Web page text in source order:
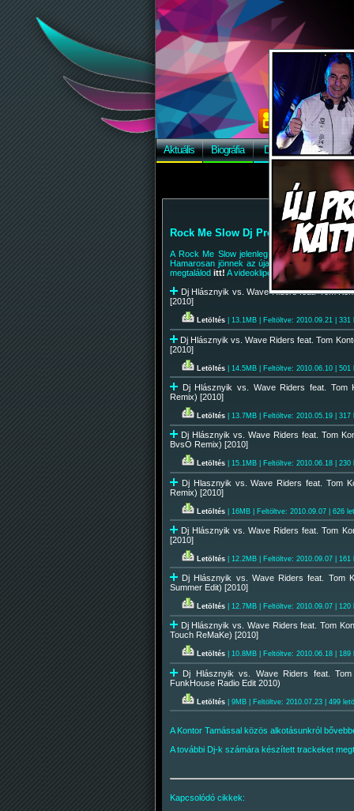
Aktuális Biográfia Discográfia Képek
Rock Me Slow Dj Promóció
A Rock Me Slow jelenleg is MAHASZ Dance
Hamarosan jönnek az újabbak! További DJ-
megtalálod itt! A videoklipekért klikkide!
Dj Hlásznyik vs. Wave Riders feat. Tom
[2010]
Letöltés | 13.1MB | Feltöltve: 2010.09.21 | 331
Dj Hlásznyik vs. Wave Riders feat. Tom
[2010]
Letöltés | 14.5MB | Feltöltve: 2010.06.10 | 501
Dj Hlásznyik vs. Wave Riders feat. Tom
Remix) [2010]
Letöltés | 13.7MB | Feltöltve: 2010.05.19 | 317
Dj Hlásznyik vs. Wave Riders feat. Tom
BvsO Remix) [2010]
Letöltés | 15.1MB | Feltöltve: 2010.06.18 | 230
Dj Hlasznyik vs. Wave Riders feat. Tom
Remix) [2010]
Letöltés | 16MB | Feltöltve: 2010.09.07 | 626
Dj Hlásznyik vs. Wave Riders feat. Tom
[2010]
Letöltés | 12.2MB | Feltöltve: 2010.09.07 | 161
Dj Hlásznyik vs. Wave Riders feat. Tom
Summer Edit) [2010]
Letöltés | 12.7MB | Feltöltve: 2010.09.07 | 120
Dj Hlásznyik vs. Wave Riders feat. Tom
Touch ReMaKe) [2010]
Letöltés | 10.8MB | Feltöltve: 2010.06.18 | 189
Dj Hlásznyik vs. Wave Riders feat.
FunkHouse Radio Edit 2010)
Letöltés | 9MB | Feltöltve: 2010.07.23 | 499
A Kontor Tamással közös alkotásunkról
A további Dj-k számára készített trackeket
Kapcsolódó cikkek: